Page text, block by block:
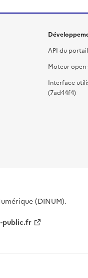
API du portail
Moteur open
Interface
(7ad44f4)
(DINUM).
public.fr